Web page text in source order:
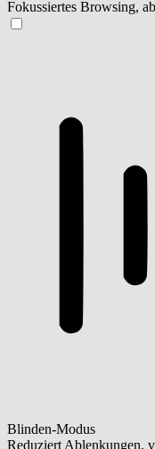
Fokussiertes Browsing,
Blinden-Modus
Reduziert Ablenkungen,